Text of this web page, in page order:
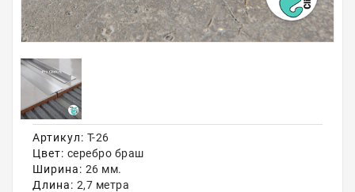
Самовывоз
Акции
Артикул: Т-26
Цвет: серебро браш
Ширина: 26 мм.
Длина: 2,7 метра